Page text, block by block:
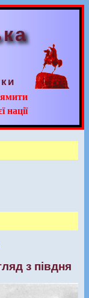
нації
з півдня